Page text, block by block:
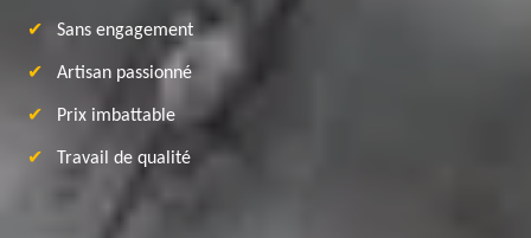
Sans engagement
Artisan passionné
Prix imbattable
Travail de qualité